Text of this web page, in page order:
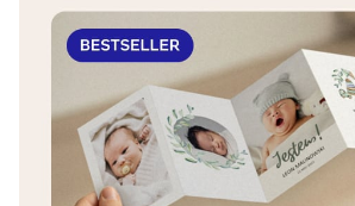
Harmonijki na każdą okazje